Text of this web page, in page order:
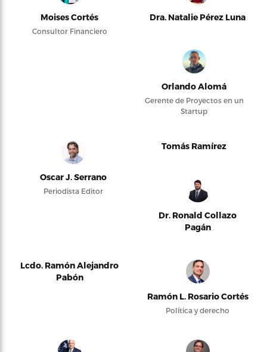
Moises Cortés
Consultor Financiero
Dra. Natalie Pérez Luna
Orlando Alomá
Gerente de Proyectos en un
Startup
Oscar J. Serrano
Periodista Editor
Tomás Ramírez
Dr. Ronald Collazo
Pagán
Lcdo. Ramón Alejandro
Pabón
Ramón L. Rosario Cortés
Política y derecho